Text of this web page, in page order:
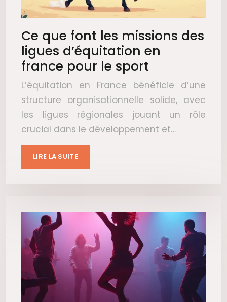
Ce que font les missions des
ligues d’équitation en
france pour le sport
L’équitation en France bénéficie d’une
structure organisationnelle solide, avec
les ligues régionales jouant un rôle
crucial dans le développement et…
LIRE LA SUITE